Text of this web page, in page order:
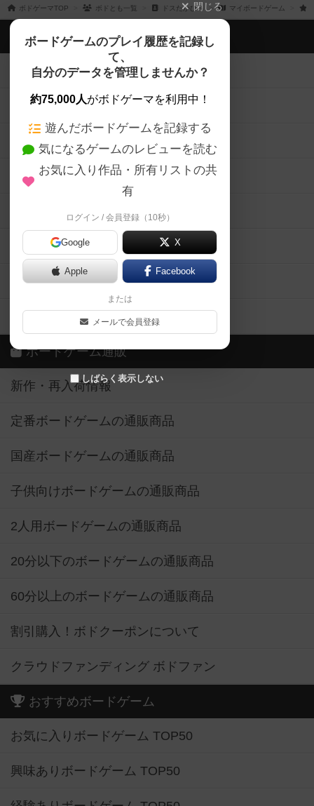
ボドゲーマTOP ボドとも一覧 ドスたかひろ マイボードゲーム
閉じる
ボードゲームのプレイ履歴を記録し
て、
自分のデータを管理しませんか？
約75,000人がボドゲーマを利用中！
遊んだボードゲームを記録する
気になるゲームのレビューを読む
お気に入り作品・所有リストの共
有
ログイン / 会員登録（10秒）
Google X
Apple Facebook
または
メールで会員登録
しばらく表示しない
ボドゲーマTOP
ボードゲームを検索する
ボードゲームの新着レビュー
ボードゲーム会情報
メカニクス特集
掲示板・トピックス
ボドとも・会員一覧
ボードゲーム業界コラム
ボドゲーマご利用案内
ボードゲーム通販
新作・再入荷情報
定番ボードゲームの通販商品
国産ボードゲームの通販商品
子供向けボードゲームの通販商品
2人用ボードゲームの通販商品
20分以下のボードゲームの通販商品
60分以上のボードゲームの通販商品
割引購入！ボドクーポンについて
クラウドファンディング ボドファン
おすすめボードゲーム
お気に入りボードゲーム TOP50
興味ありボードゲーム TOP50